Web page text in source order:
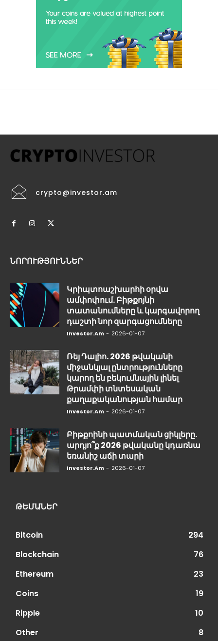
crypto@investor.am
ՆՈՐՈՒԹՅՈՒՆՆԵՐ
Կրիպտոաշխարհի օրվա
ամփոփում. Բիթքոյնի
տատանումները և կարգավորող
դաշտի նոր զարգացումները
Investor.am - 2026-01-07
Ռեյ Դալիո. 2026 թվականի
միջանկյալ ընտրությունները
կարող են բեկումնային լինել
Թրամփի տնտեսական
քաղաքականության համար
Investor.am - 2026-01-07
Բիթքոինի պատմական ցիկլերը.
արդյո՞ք 2026 թվականը կդառնա
եռանիշ աճի տարի
Investor.am - 2026-01-07
ԹԵՄԱՆԵՐ
Bitcoin
294
Blockchain
76
Ethereum
23
Coins
19
Ripple
10
Other
8